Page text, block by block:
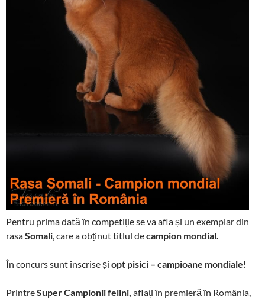
Pentru prima dată în competiție se va afla și un exemplar din
rasaSomali, care a obținut titlul decampion mondial.
În concurs sunt înscrise și opt pisici – campioane mondiale!
PrintreSuper Campionii felini, aflați în premieră în România,